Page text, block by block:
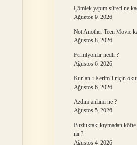
Çömlek yapım süreci ne
Ağustos 9, 2026
Not Another Teen Movie
Ağustos 8, 2026
Fermiyonlar nedir ?
Ağustos 6, 2026
Kur’an-ı Kerim’i niçin
Ağustos 6, 2026
Azdım anlamı ne ?
Ağustos 5, 2026
Buzluktaki kıymadan köfte
mı ?
Ağustos 4, 2026